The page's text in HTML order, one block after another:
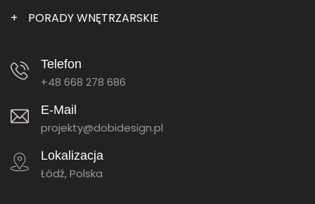
PORADY WNĘTRZARSKIE
Telefon
+48 668 278 686
E-Mail
projekty@dobidesign.pl
Lokalizacja
Łódź, Polska